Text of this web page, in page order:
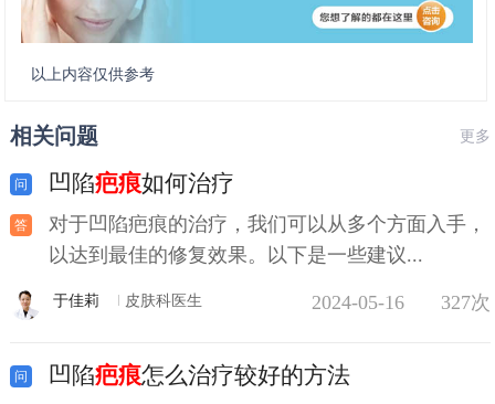
以上内容仅供参考
相关问题 更多
凹陷疤痕如何治疗
对于凹陷疤痕的治疗，我们可以从多个方面入手，
以达到最佳的修复效果。以下是一些建议...
于佳莉 皮肤科医生 2024-05-16 327次
凹陷疤痕怎么治疗较好的方法